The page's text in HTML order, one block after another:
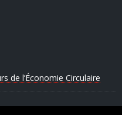
de l’Économie Circulaire